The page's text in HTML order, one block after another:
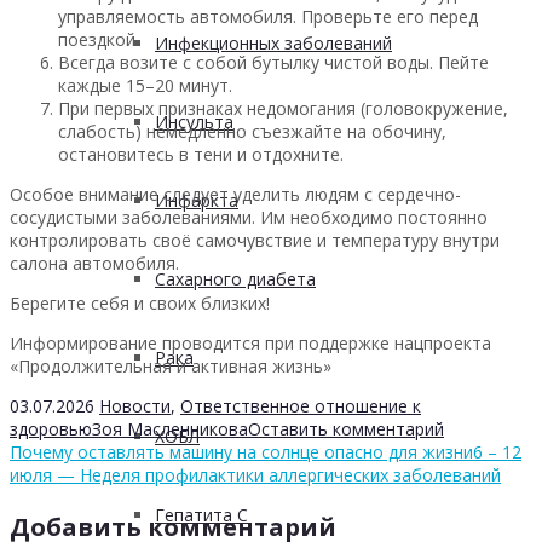
Инфекционных заболеваний
Инсульта
Инфаркта
Сахарного диабета
Рака
ХОБЛ
Гепатита С
управляемость автомобиля. Проверьте его перед
поездкой.
Всегда возите с собой бутылку чистой воды. Пейте
каждые 15–20 минут.
При первых признаках недомогания (головокружение,
слабость) немедленно съезжайте на обочину,
остановитесь в тени и отдохните.
Особое внимание следует уделить людям с сердечно-
сосудистыми заболеваниями. Им необходимо постоянно
контролировать своё самочувствие и температуру внутри
салона автомобиля.
Берегите себя и своих близких!
Информирование проводится при поддержке нацпроекта
«Продолжительная и активная жизнь»
03.07.2026 Новости, Ответственное отношение к
здоровьюЗоя МасленниковаОставить комментарий
Почему оставлять машину на солнце опасно для жизни6 – 12
июля — Неделя профилактики аллергических заболеваний
Добавить комментарий